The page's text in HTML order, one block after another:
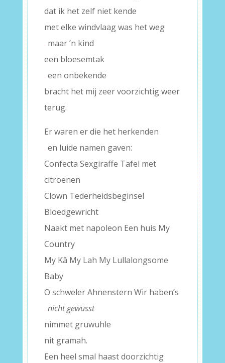
dat ik het zelf niet kende
met elke windvlaag was het weg
. maar ’n kind
een bloesemtak
. een onbekende
bracht het mij zeer voorzichtig weer
terug.
Er waren er die het herkenden
. en luide namen gaven:
Confecta Sexgiraffe Tafel met
citroenen
Clown Tederheidsbeginsel
Bloedgewricht
Naakt met napoleon Een huis My
Country
My Kâ My Lah My Lullalongsome
Baby
O schweler Ahnenstern Wir haben’s
. nicht gewusst
nimmet gruwuhle
nit gramah.
Een heel smal haast doorzichtig